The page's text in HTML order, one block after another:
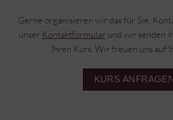
Gerne organisieren wir das für Sie.
unser Kontaktformular und wir senden
Ihren Kurs. Wir freuen uns auf
KURS ANFRAGEN